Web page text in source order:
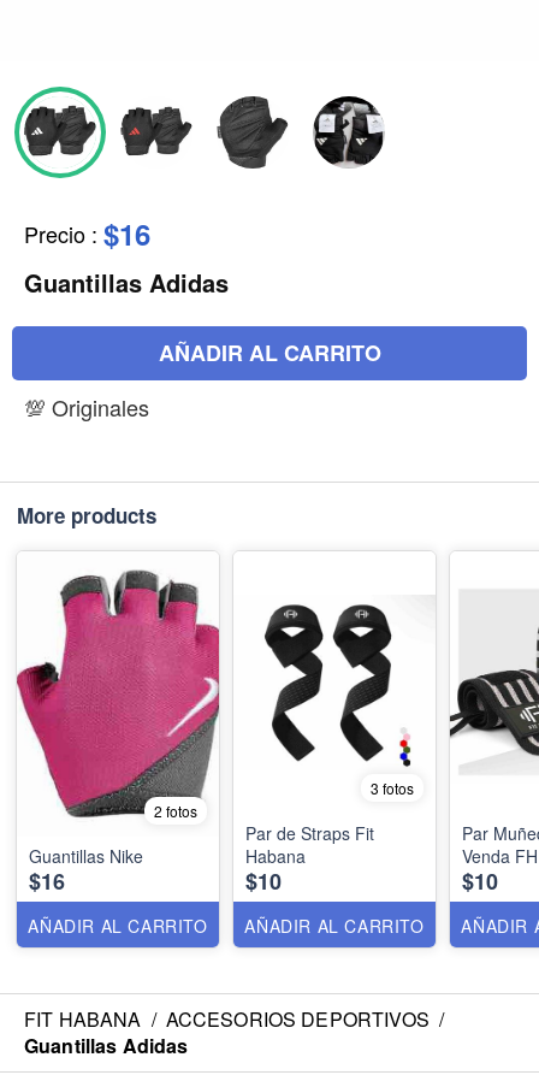
Precio : $16
Guantillas Adidas
AÑADIR AL CARRITO
💯 Originales
More products
2 fotos
Guantillas Nike
$16
AÑADIR AL CARRITO
3 fotos
Par de Straps Fit
Habana
$10
AÑADIR AL CARRITO
Par
Venda FH
$10
AÑADIR
FIT HABANA / ACCESORIOS DEPORTIVOS /
Guantillas Adidas